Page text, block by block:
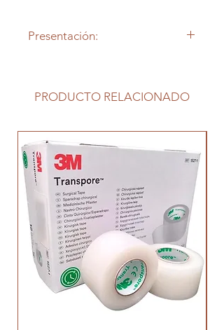
Presentación:
PRODUCTO RELACIONADO